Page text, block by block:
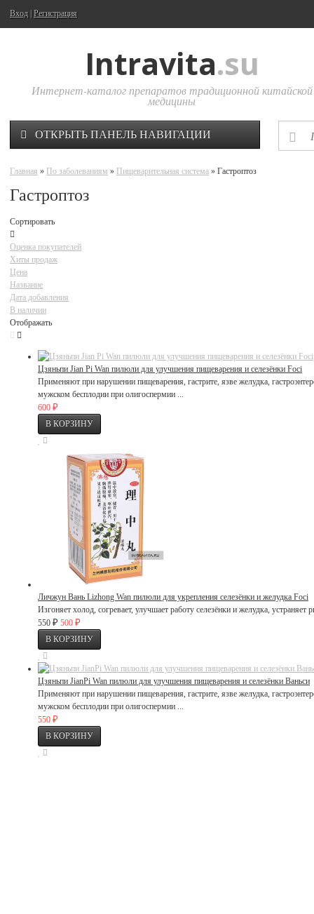
Вход Регистрация
Intravita.su
Интернет-каталог препаратов традиционной китайской
медицины
ОТКРЫТЬ ПАНЕЛЬ НАВИГАЦИИ
Главная » По заболеваниям » Пищеварительная система » Гастроптоз
Гастроптоз
Сортировать
Оценка покупателей
Хиты продаж
Цена
Название
Дата добавления
В наличии
Отображать
Цзяньпи Jian Pi Wan пилюли для улучшения пищеварения и селезёнки Foci
Применяют при нарушении пищеварения, гастрите, язве желудка,
мужском бесплодии при олигоспермии ...
600 ₽
Личжун Вань Lizhong Wan пилюли для укрепления селезёнки и желудка Foci
Изгоняет холод, согревает, улучшает работу селезёнки и желудка, устраняет
550 ₽ 500 ₽
Цзяньпи JianPi Wan пилюли для улучшения пищеварения и селезёнки Ваньси
Применяют при нарушении пищеварения, гастрите, язве желудка,
мужском бесплодии при олигоспермии ...
550 ₽